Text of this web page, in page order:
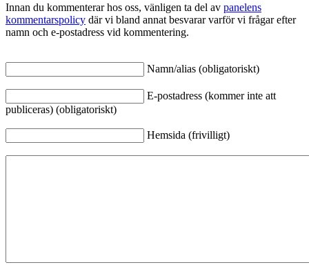
Innan du kommenterar hos oss, vänligen ta del av panelens
kommentarspolicy där vi bland annat besvarar varför vi frågar efter
namn och e-postadress vid kommentering.
Namn/alias (obligatoriskt)
E-postadress (kommer inte att
publiceras) (obligatoriskt)
Hemsida (frivilligt)